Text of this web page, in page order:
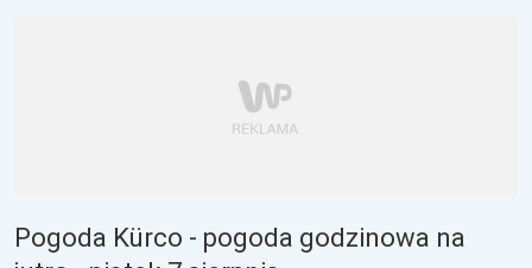
Pogoda Kürco - pogoda godzinowa na